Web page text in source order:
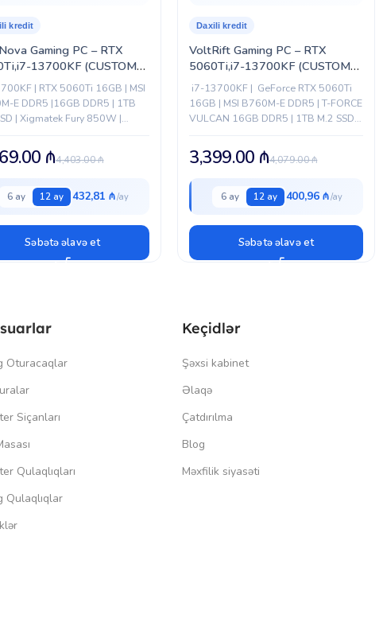
Gaming PC – RTX
13700KF (CUSTOM-
kredit
| RTX 5060Ti 16GB | MSI
E DDR5 |16GB DDR5 | 1TB
| Xigmatek Fury 850W |
Quantum |...
4,403.00₼
₼
6 ay 12 ay 432,81 ₼
Səbətə əlavə et
VoltRift Gaming PC – RTX
5060Ti,i7-13700KF (CUSTOM-
PC-061)
Daxili kredit
i7-13700KF | GeForce RTX 5060Ti
16GB | MSI B760M-E DDR5 | T-FORCE
VULCAN 16GB DDR5 | 1TB M.2 SSD |
FROZR-O II 240 |...
4,079.00₼
3,399.00 ₼
6 ay 12 ay 400,96 ₼
Səbətə əlavə et
Oturacaqlar
Siçanları
Qulaqlıqları
Qulaqlıqlar
Keçidlər
Şəxsi kabinet
Əlaqə
Çatdırılma
Blog
Məxfilik siyasəti